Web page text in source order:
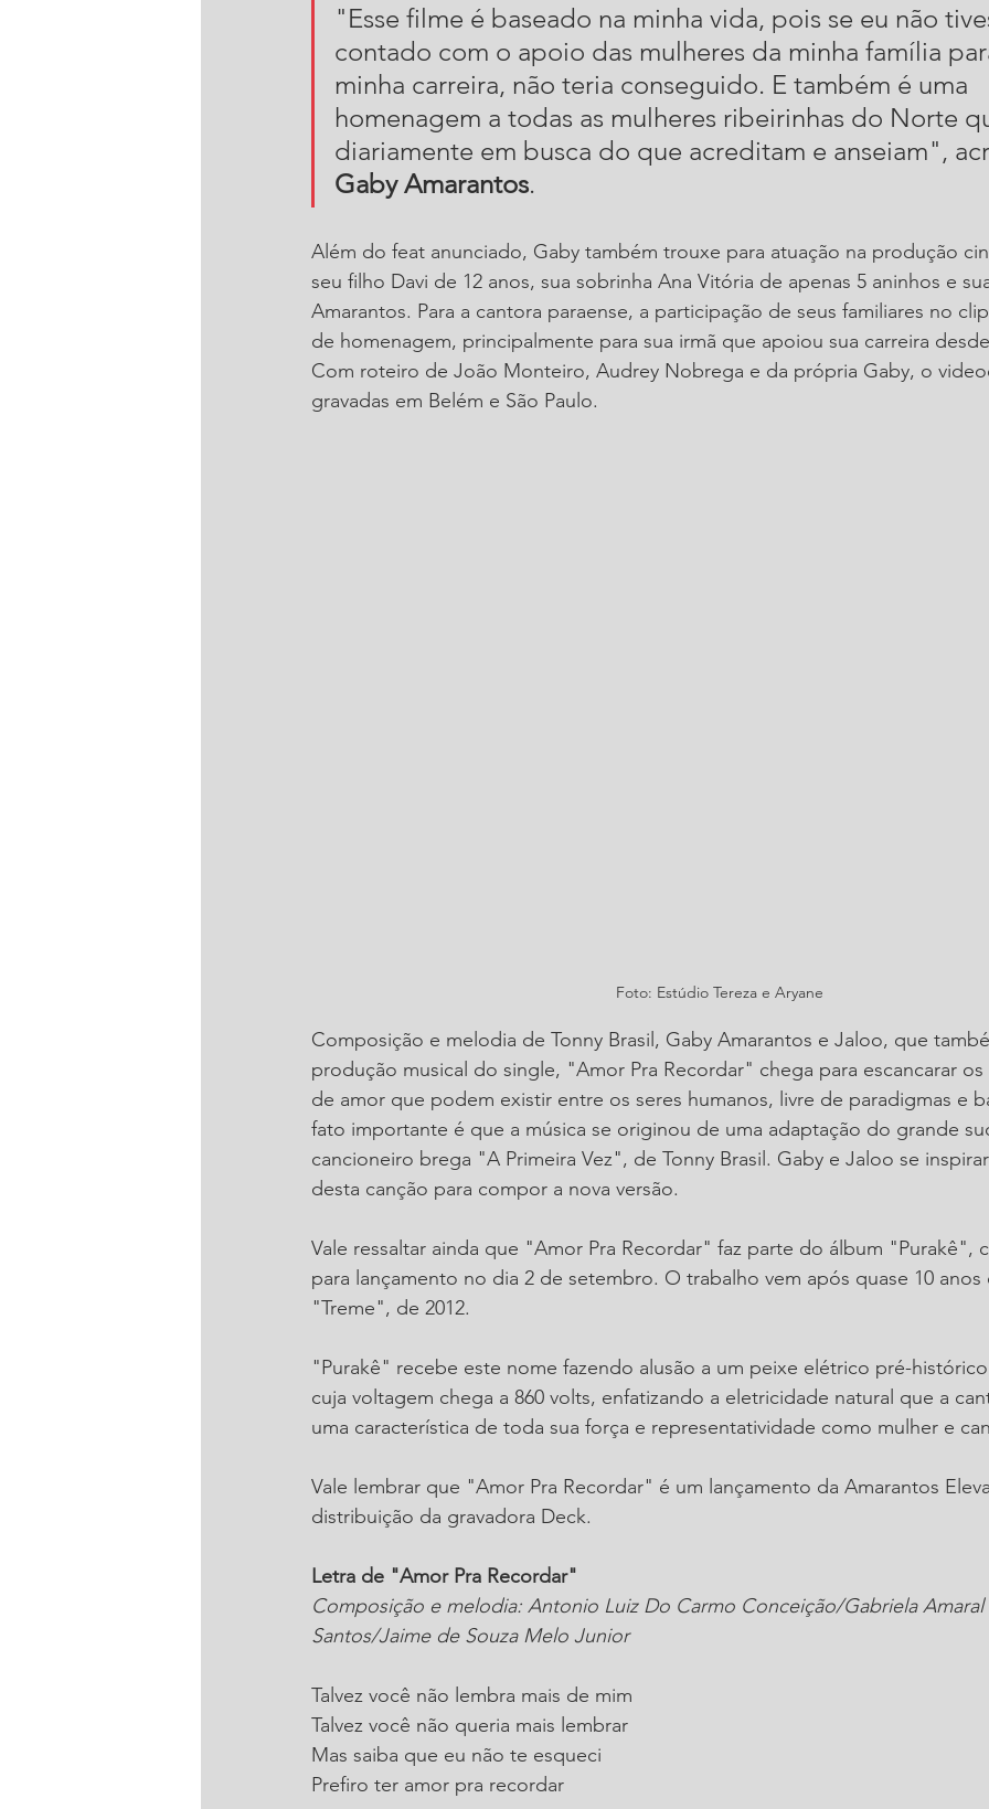
"Esse filme é baseado na minha vida, pois se eu não
contado com o apoio das mulheres da minha família
minha carreira, não teria conseguido. E também é uma
homenagem a todas as mulheres ribeirinhas do Norte
diariamente em busca do que acreditam e anseiam",
Gaby Amarantos.
Além do feat anunciado, Gaby também trouxe para atuação na produção
seu filho Davi de 12 anos, sua sobrinha Ana Vitória de apenas 5 aninhos e
Amarantos. Para a cantora paraense, a participação de seus familiares no
de homenagem, principalmente para sua irmã que apoiou sua carreira
Com roteiro de João Monteiro, Audrey Nobrega e da própria Gaby, o
gravadas em Belém e São Paulo.
Foto: Estúdio Tereza e Aryane
Composição e melodia de Tonny Brasil, Gaby Amarantos e Jaloo, que
produção musical do single, "Amor Pra Recordar" chega para escancarar
de amor que podem existir entre os seres humanos, livre de paradigmas e
fato importante é que a música se originou de uma adaptação do grande
cancioneiro brega "A Primeira Vez", de Tonny Brasil. Gaby e Jaloo se
desta canção para compor a nova versão.
Vale ressaltar ainda que "Amor Pra Recordar" faz parte do álbum "Purakê",
para lançamento no dia 2 de setembro. O trabalho vem após quase 10 anos
"Treme", de 2012.
"Purakê" recebe este nome fazendo alusão a um peixe elétrico pré-
cuja voltagem chega a 860 volts, enfatizando a eletricidade natural que a
uma característica de toda sua força e representatividade como mulher e
Vale lembrar que "Amor Pra Recordar" é um lançamento da Amarantos
distribuição da gravadora Deck.
Letra de "Amor Pra Recordar"
Composição e melodia: Antonio Luiz Do Carmo Conceição/Gabriela
Santos/Jaime de Souza Melo Junior
Talvez você não lembra mais de mim
Talvez você não queria mais lembrar
Mas saiba que eu não te esqueci
Prefiro ter amor pra recordar